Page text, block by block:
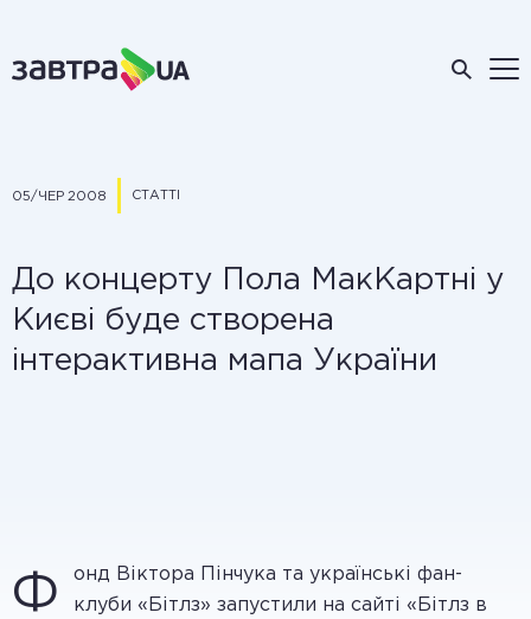
05/ЧЕР 2008 СТАТТІ
До концерту Пола МакКартні у
Києві буде створена
інтерактивна мапа України
Ф
онд Віктора Пінчука та українські фан-
клуби «Бітлз» запустили на сайті «Бітлз в